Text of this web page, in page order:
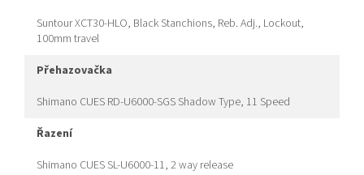
Suntour XCT30-HLO, Black Stanchions, Reb. Adj., Lockout,
100mm travel
přehazovačka
Shimano CUES RD-U6000-SGS Shadow Type, 11 Speed
řazení
Shimano CUES SL-U6000-11, 2 way release